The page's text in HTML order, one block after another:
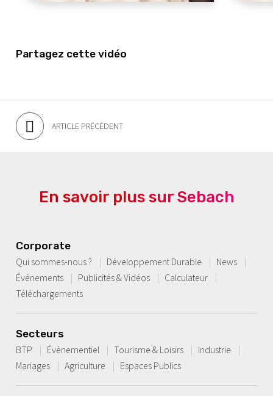
Partagez cette vidéo
ARTICLE PRÉCÉDENT
En savoir plus sur Sebach
Corporate
Qui sommes-nous ?
Développement Durable
News
Événements
Publicités & Vidéos
Calculateur
Téléchargements
Secteurs
BTP
Évènementiel Tourisme & Loisirs
Industrie
Mariages
Agriculture Espaces Publics